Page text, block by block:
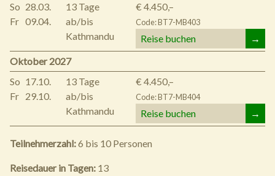
So
Fr
28.03.
09.04.
13 Tage
ab/bis
Kathmandu
€ 4.450,–
Code: BT7-MB403
Reise buchen
→
Oktober 2027
So
Fr
17.10.
29.10.
13 Tage
ab/bis
Kathmandu
€ 4.450,–
Code: BT7-MB404
Reise buchen →
Teilnehmerzahl:6 bis 10 Personen
Reisedauer in Tagen: 13